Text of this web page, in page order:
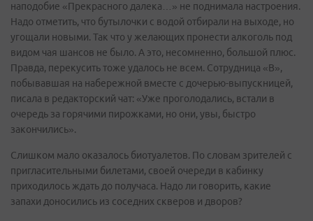
наподобие «Прекрасного далека…» не поднимала настроения.
Надо отметить, что бутылочки с водой отбирали на выходе, но
угощали новыми. Так что у желающих пронести алкоголь под
видом чая шансов не было. А это, несомненно, большой плюс.
Правда, перекусить тоже удалось не всем. Сотрудница «В»,
побывавшая на набережной вместе с дочерью-выпускницей,
писала в редакторский чат: «Уже проголодались, встали в
очередь за горячими пирожками, но они, увы, быстро
закончились».
Слишком мало оказалось биотуалетов. По словам зрителей с
пригласительными билетами, своей очереди в кабинку
приходилось ждать до получаса. Надо ли говорить, какие
запахи доносились из соседних скверов и дворов?